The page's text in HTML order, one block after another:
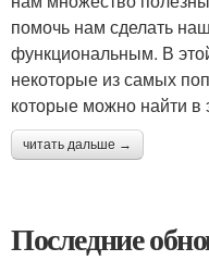
помочь нам сделать
функциональным. В
некоторые из самых
которые можно найти в
читать дальше →
Последние